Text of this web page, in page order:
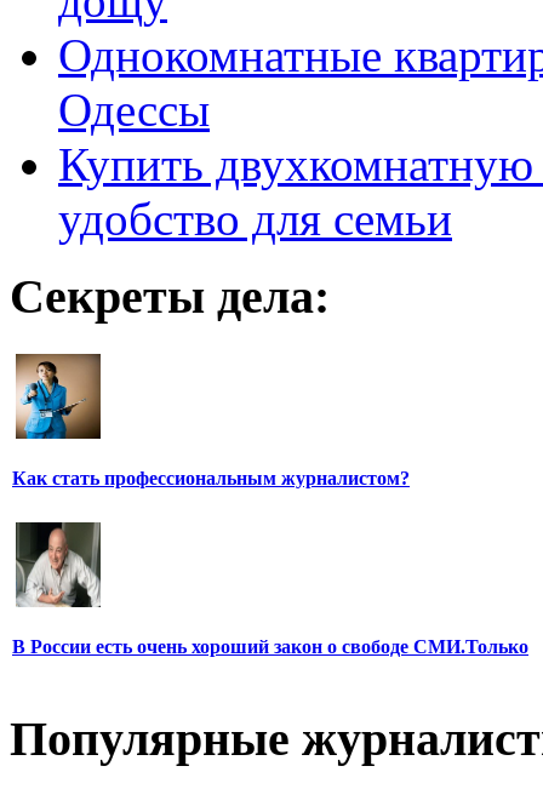
Однокомнатные
Одессы
Купить
удобство для семьи
Секреты дела:
Как стать профессиональным журналистом?
В России есть очень хороший закон о свободе СМИ.Только
Популярные